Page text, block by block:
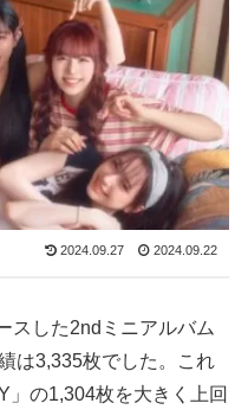
2024.09.27 2024.09.22
スした2ndミニアルバム
は3,335枚でした。これ
」の1,304枚を大きく上回